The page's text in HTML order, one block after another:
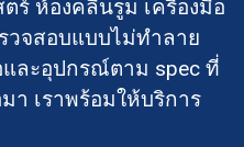
ร์ ห้องคลีนรูม เครื่องมือ
จสอบแบบไม่ทำลาย
และอุปกรณ์ตาม spec ที่
า เราพร้อมให้บริการ